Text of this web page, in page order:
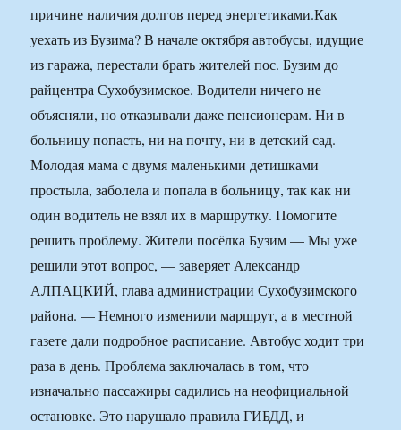
причине наличия долгов перед энергетиками.Как
уехать из Бузима? В начале октября автобусы, идущие
из гаража, перестали брать жителей пос. Бузим до
райцентра Сухобузимское. Водители ничего не
объясняли, но отказывали даже пенсионерам. Ни в
больницу попасть, ни на почту, ни в детский сад.
Молодая мама с двумя маленькими детишками
простыла, заболела и попала в больницу, так как ни
один водитель не взял их в маршрутку. Помогите
решить проблему. Жители посёлка Бузим — Мы уже
решили этот воп­рос, — заверяет Александр
АЛПАЦКИЙ, глава администрации Сухобузимского
района. — Немного изменили маршрут, а в местной
газете дали подробное расписание. Автобус ходит три
раза в день. Проблема заключалась в том, что
изначально пассажиры садились на не­официальной
остановке. Это нарушало правила ГИБДД, и